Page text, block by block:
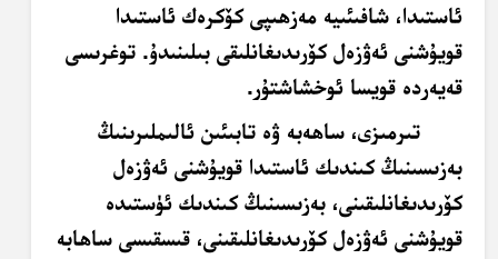
ئاستىدا، شافىئىيە مەزھىپى كۆكرەك ئاستىدا
قويۇشنى ئەۋزەل كۆرىدىغانلىقى بىلىنىدۇ. توغرىسى
قەيەردە قويسا ئوخشاشتۇر.
تىرمىزى، ساھەبە ۋە تابىئىن ئالىملىرىنىڭ
بەزىسىنىڭ كىندىك ئاستىدا قويۇشنى ئەۋزەل
كۆرىدىغانلىقىنى، بەزىسىنىڭ كىندىك ئۈستىدە
قويۇشنى ئەۋزەل كۆرىدىغانلىقىنى، قىسقىسى ساھابە